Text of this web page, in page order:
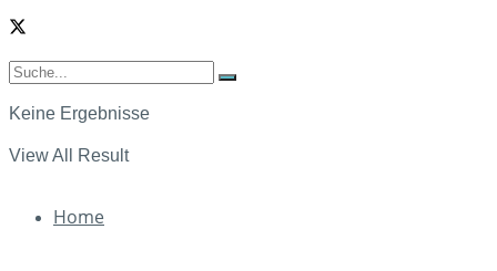
Keine Ergebnisse
View All Result
Home